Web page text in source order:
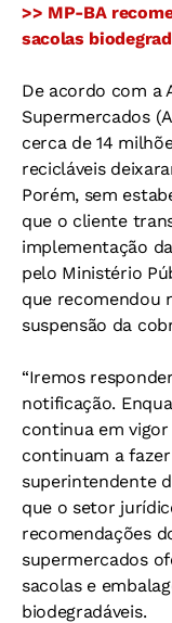
>> MP-BA
sacolas
De acordo com a
Supermercados
cerca de 14
recicláveis
Porém, sem
que o cliente
implementação
pelo Ministério
que recomendou
suspensão da
“Iremos
notificação.
continua em
continuam a
superintendente
que o setor
recomendações
supermercados
sacolas e
biodegradáveis.